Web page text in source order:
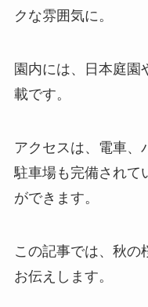
クな雰囲気に。
園内には、日本庭園
載です。
アクセスは、電車、
駐車場も完備されて
ができます。
この記事では、秋の
お伝えします。